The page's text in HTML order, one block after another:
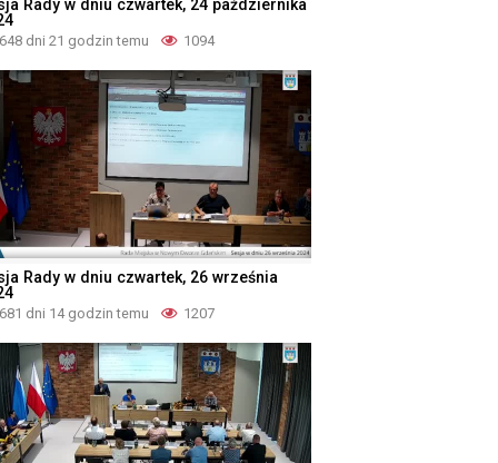
Rady w dniu czwartek, 24 października
648 dni 21 godzin temu 1094
Rady w dniu czwartek, 26 września
681 dni 14 godzin temu 1207